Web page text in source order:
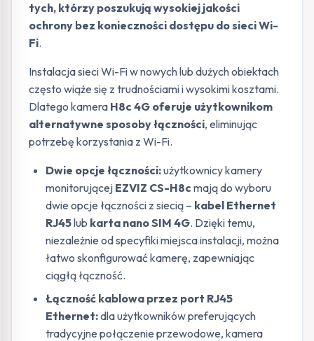
tych, którzy poszukują wysokiej jakości
ochrony bez konieczności dostępu do sieci Wi-
Fi.
Instalacja sieci Wi-Fi w nowych lub dużych obiektach
często wiąże się z trudnościami i wysokimi kosztami.
Dlatego kamera H8c 4G oferuje użytkownikom
alternatywne sposoby łączności, eliminując
potrzebę korzystania z Wi-Fi.
Dwie opcje łączności:użytkownicy kamery
monitorującej EZVIZ CS-H8cmają do wyboru
dwie opcje łączności z siecią – kabel Ethernet
RJ45lub karta nano SIM 4G. Dzięki temu,
niezależnie od specyfiki miejsca instalacji, można
łatwo skonfigurować kamerę, zapewniając
ciągłą łączność.
Łączność kablowa przez port RJ45
Ethernet:dla użytkowników preferujących
tradycyjne połączenie przewodowe, kamera